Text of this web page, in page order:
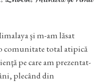
şi m-am lăsat
comunitate total atipică
pe care am prezentat-
plecând din